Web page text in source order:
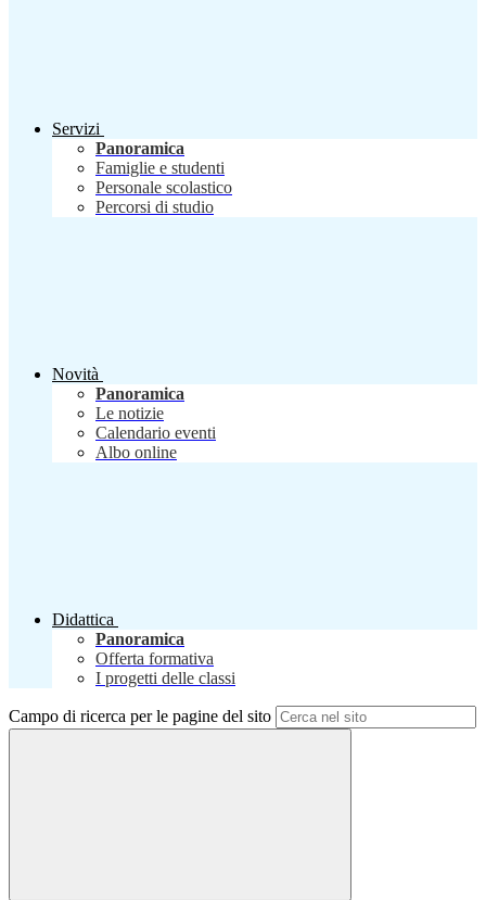
Servizi
Panoramica
Famiglie e studenti
Personale scolastico
Percorsi di studio
Novità
Panoramica
Le notizie
Calendario eventi
Albo online
Didattica
Panoramica
Offerta formativa
I progetti delle classi
Campo di ricerca per le pagine del sito